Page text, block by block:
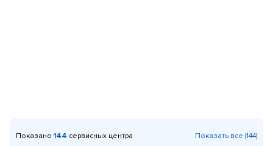
Показано 144 сервисных центра Показать все (144)